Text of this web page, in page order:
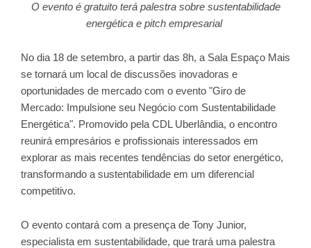
O evento é gratuito terá palestra sobre sustentabilidade
energética e pitch empresarial
No dia 18 de setembro, a partir das 8h, a Sala Espaço Mais
se tornará um local de discussões inovadoras e
oportunidades de mercado com o evento "Giro de
Mercado: Impulsione seu Negócio com Sustentabilidade
Energética". Promovido pela CDL Uberlândia, o encontro
reunirá empresários e profissionais interessados em
explorar as mais recentes tendências do setor energético,
transformando a sustentabilidade em um diferencial
competitivo.
O evento contará com a presença de Tony Junior,
especialista em sustentabilidade, que trará uma palestra